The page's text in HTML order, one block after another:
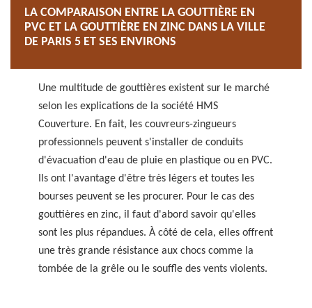
LA COMPARAISON ENTRE LA GOUTTIÈRE EN
PVC ET LA GOUTTIÈRE EN ZINC DANS LA VILLE
DE PARIS 5 ET SES ENVIRONS
Une multitude de gouttières existent sur le marché
selon les explications de la société HMS
Couverture. En fait, les couvreurs-zingueurs
professionnels peuvent s'installer de conduits
d'évacuation d'eau de pluie en plastique ou en PVC.
Ils ont l'avantage d'être très légers et toutes les
bourses peuvent se les procurer. Pour le cas des
gouttières en zinc, il faut d'abord savoir qu'elles
sont les plus répandues. À côté de cela, elles offrent
une très grande résistance aux chocs comme la
tombée de la grêle ou le souffle des vents violents.